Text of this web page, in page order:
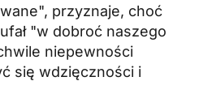
przyznaje, choć
"w dobroć naszego
niepewności
się wdzięczności i